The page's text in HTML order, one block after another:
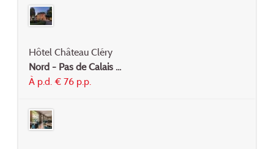
Hôtel Château Cléry
Nord - Pas de Calais ...
À p.d. € 76 p.p.